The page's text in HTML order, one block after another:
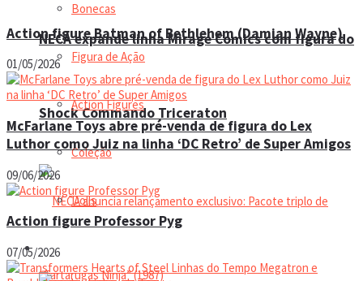
NECA expande linha Mirage Comics com figura do
Shock Commando Triceraton
Bonecas
Figura de Ação
Action Figures
Coleção
Dolls
Manual do colecionador
Action figure Batman of Bethlehem (Damian Wayne)
01/05/2026
McFarlane Toys abre pré-venda de figura do Lex
Luthor como Juiz na linha ‘DC Retro’ de Super Amigos
09/06/2026
Action figure Professor Pyg
07/05/2026